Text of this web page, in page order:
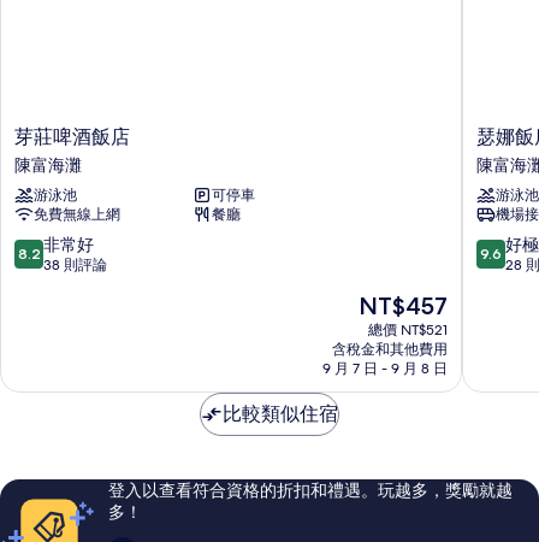
芽
莊
啤
酒
飯
店
陳
芽莊啤酒飯店
陳富海灘
游泳池
可停車
免費無線上網
餐廳
8.2
分，
常
評
論
8.2 非常好
38 則評論
現
在
價
格
為
NT$457
總價 NT$521
含稅金和其他費用
9 月 7 日 - 9 月 8 日
瑟
娜
飯
店
陳
富
海
瑟娜飯
陳富海
游泳池
機場
9.6
分，
極
評
論
9.6 好
28
比較類似住宿
登入以查看符合資格的折扣和禮遇。玩越多，獎勵就越
多！